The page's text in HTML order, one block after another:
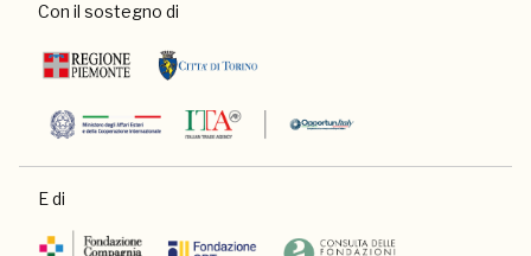
Con il sostegno di
E di